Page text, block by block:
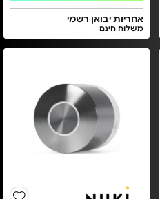
אחריות יבואן רשמי
משלוח חינם